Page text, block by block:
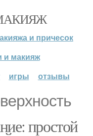
и причесок
и макияж
игры отзывы
простой